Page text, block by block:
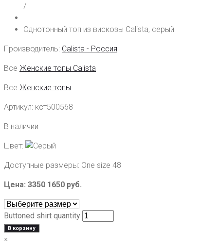
/
Однотонный топ из вискозы Calista, серый
Производитель: Calista - Россия
Все Женские топы Calista
Все Женские топы
Артикул: кст500568
В наличии
Цвет:
Доступные размеры: One size 48
Цена: 3350 1650 руб.
Buttoned shirt quantity
В корзину
×